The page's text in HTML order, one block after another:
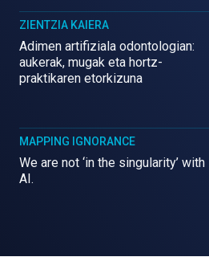
ZIENTZIA KAIERA
Adimen artifiziala odontologian:
aukerak, mugak eta hortz-
praktikaren etorkizuna
MAPPING IGNORANCE
We are not ‘in the singularity’ with
AI.